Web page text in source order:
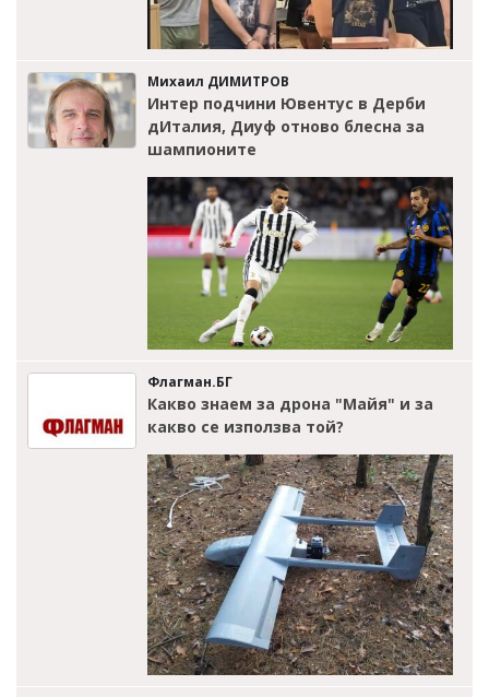
Михаил ДИМИТРОВ
Интер подчини Ювентус в Дерби
дИталия, Диуф отново блесна за
шампионите
Флагман.БГ
Какво знаем за дрона "Майя" и за
какво се използва той?